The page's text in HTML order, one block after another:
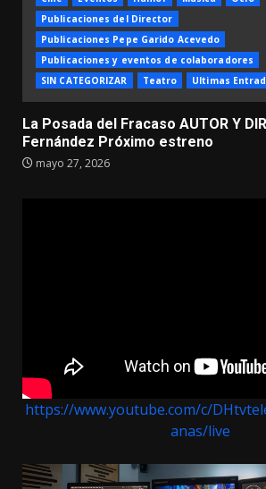
Publicaciones del Director
Publicaciones Pepe Garido Acevedo
Publicaciones y eventos de colaboradores
SIN CATEGORIZAR
Teatro Ultimas
La Posada del Fracaso AUTOR Y
Fernández Próximo estreno
mayo 27, 2026
https://www.youtube.com/c/
anas/live